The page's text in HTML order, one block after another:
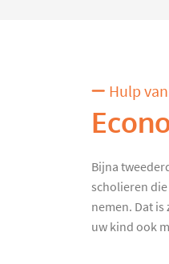
Hulp
Bijna
scholieren
nemen. Dat
uw kind ook